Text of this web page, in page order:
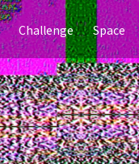
Challenge Space